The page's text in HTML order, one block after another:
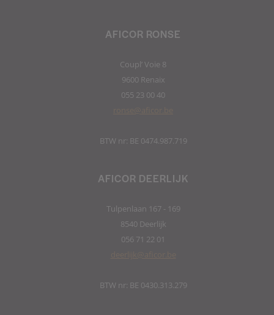
AFICOR DEERLIJK
Tulpenlaan 167 - 169
8540 Deerlijk
056 71 22 01
BTW nr: BE 0430.313.279
AFICOR RONSE
Coupl’ Voie 8
9600 Renaix
055 23 00 40
BTW nr: BE 0474.987.719